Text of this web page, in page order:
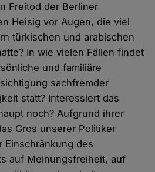
Freitod der Berliner
Heisig vor Augen, die viel
türkischen und arabischen
In wie vielen Fällen findet
und familiäre
sachfremder
statt? Interessiert das
noch? Aufgrund ihrer
Gros unserer Politiker
Einschränkung des
auf Meinungsfreiheit, auf